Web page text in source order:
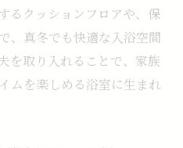
るクッションフロアや、保
、真冬でも快適な入浴空間
を取り入れることで、家族
ムを楽しめる浴室に生まれ